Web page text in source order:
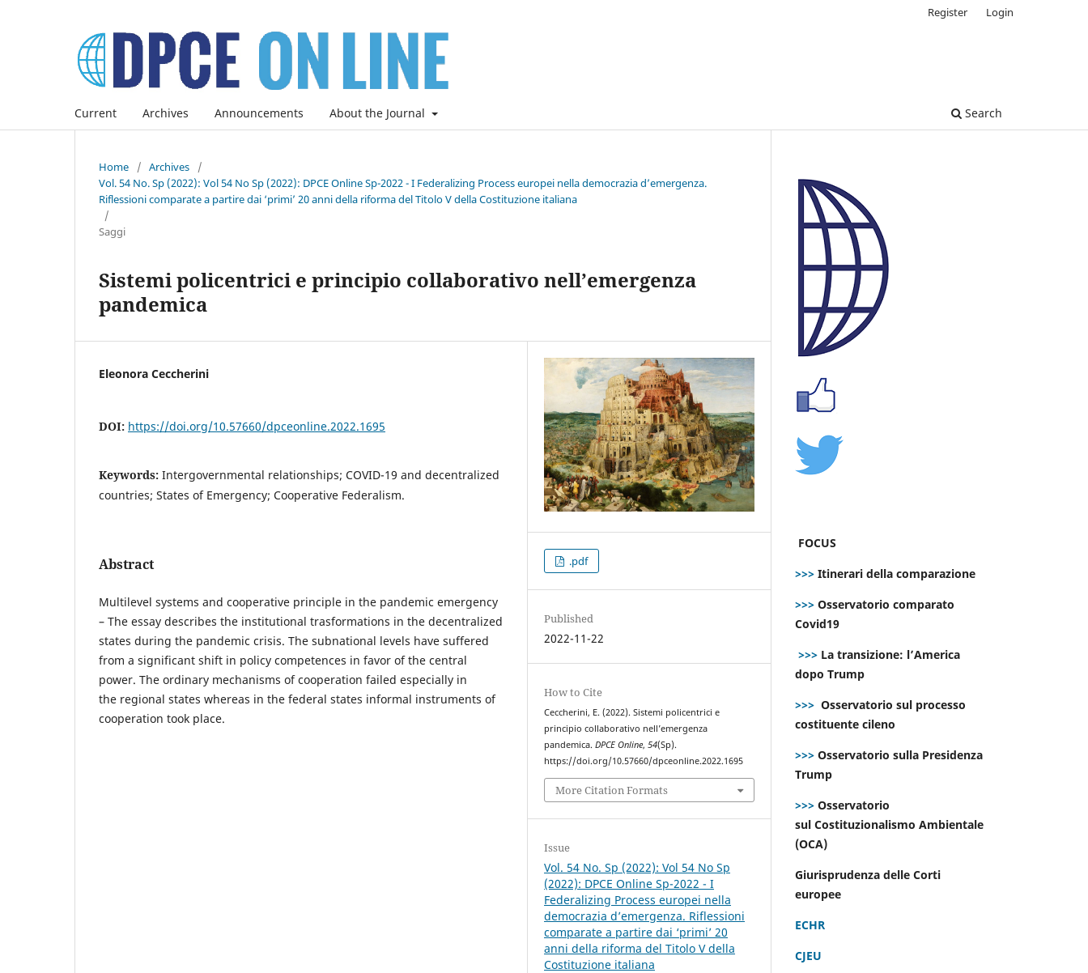
Current Archives Announcements About the Journal Search
Register Login
Home / Archives
/
Vol. 54 No. Sp (2022): Vol 54 No Sp (2022): DPCE Online Sp-2022 - I Federalizing Process europei nella democrazia d’emergenza.
Riflessioni comparate a partire dai ‘primi’ 20 anni della riforma del Titolo V della Costituzione italiana
/
Saggi
Sistemi policentrici e principio collaborativo nell’emergenza
pandemica
Eleonora Ceccherini
DOI: https://doi.org/10.57660/dpceonline.2022.1695
Keywords: Intergovernmental relationships; COVID-19 and decentralized
countries; States of Emergency; Cooperative Federalism.
Abstract
Multilevel systems and cooperative principle in the pandemic emergency
– The essay describes the institutional trasformations in the decentralized
states during the pandemic crisis. The subnational levels have suffered
from a significant shift in policy competences in favor of the central
power. The ordinary mechanisms of cooperation failed especially in
the regional states whereas in the federal states informal instruments of
cooperation took place.
.pdf
Published
2022-11-22
How to Cite
Ceccherini, E. (2022). Sistemi policentrici e
principio collaborativo nell’emergenza
pandemica.DPCE Online,54(Sp).
https://doi.org/10.57660/dpceonline.2022.1695
More Citation Formats
Issue
Vol. 54 No. Sp (2022): Vol 54 No Sp
(2022): DPCE Online Sp-2022 - I
Federalizing Process europei nella
democrazia d’emergenza. Riflessioni
comparate a partire dai ‘primi’ 20
anni della riforma del Titolo V della
Costituzione italiana
FOCUS
>>> Itinerari della comparazione
>>> Osservatorio comparato
Covid19
>>> La transizione: l’America
dopo Trump
>>> Osservatorio sul processo
costituente cileno
>>> Osservatorio sulla Presidenza
Trump
>>> Osservatorio
sul Costituzionalismo Ambientale
(OCA)
Giurisprudenza delle Corti
europee
ECHR
CJEU